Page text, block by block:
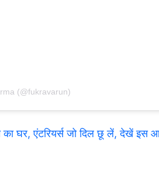
(@fukravarun)
घर, एंटरियर्स जो दिल छू लें, देखें इस